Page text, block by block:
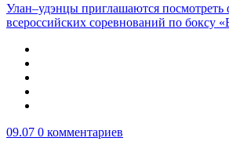
Улан–удэнцы приглашаются
всероссийских соревнований по боксу
09.07 0 комментариев